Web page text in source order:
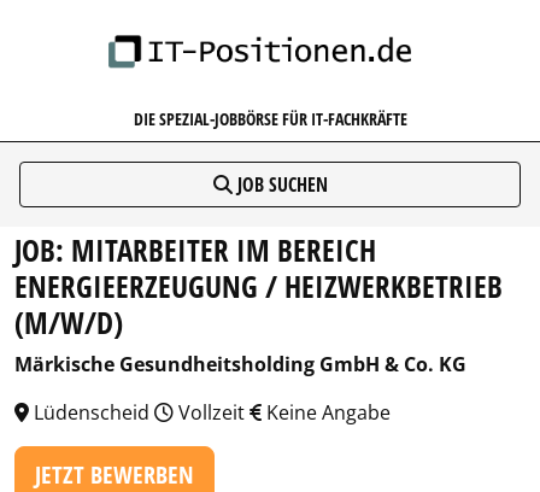
DIE SPEZIAL-JOBBÖRSE FÜR IT-FACHKRÄFTE
JOB SUCHEN
JOB: MITARBEITER IM BEREICH
ENERGIEERZEUGUNG / HEIZWERKBETRIEB
(M/W/D)
Märkische Gesundheitsholding GmbH & Co. KG
Lüdenscheid
Vollzeit Keine Angabe
JETZT BEWERBEN